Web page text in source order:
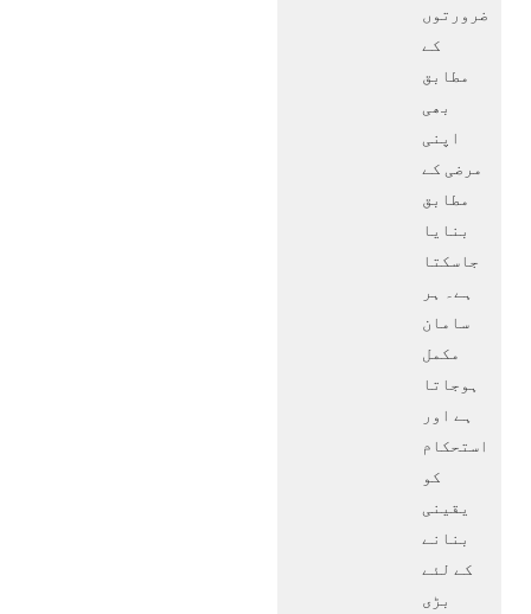
ضرورتوں
کے
مطابق
بھی
اپنی
مرضی کے
مطابق
بنایا
جاسکتا
ہے۔ ہر
سامان
مکمل
ہوجاتا
ہے اور
استحکام
کو
یقینی
بنانے
کے لئے
بڑی